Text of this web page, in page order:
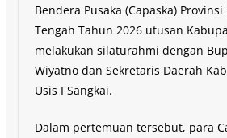
Bendera Pusaka (Capaska)
Tengah Tahun 2026 utusan
melakukan silaturahmi dengan
Wiyatno dan Sekretaris Daerah
Usis I Sangkai.
Dalam pertemuan tersebut, para